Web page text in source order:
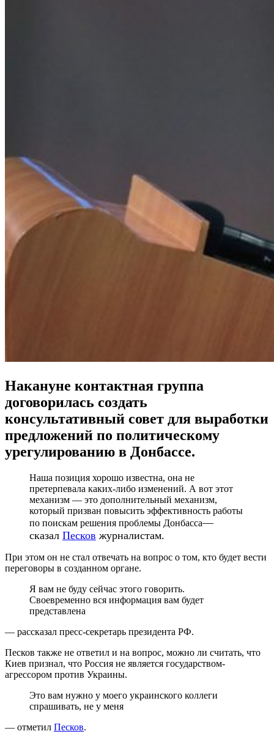
Накануне контактная группа
договорилась создать
консультативный совет для выработки
предложений по политическому
урегулированию в Донбассе.
Наша позиция хорошо известна, она не
претерпевала каких-либо изменений. А вот этот
механизм — это дополнительный механизм,
который призван повысить эффективность работы
по поискам решения проблемы Донбасса—
сказал Песков журналистам.
При этом он не стал отвечать на вопрос о том, кто будет вести
переговоры в созданном органе.
Я вам не буду сейчас этого говорить.
Своевременно вся информация вам будет
представлена
— рассказал пресс-секретарь президента РФ.
Песков также не ответил и на вопрос, можно ли считать, что
Киев признал, что Россия не является государством-
агрессором против Украины.
Это вам нужно у моего украинского коллеги
спрашивать, не у меня
— отметил Песков.